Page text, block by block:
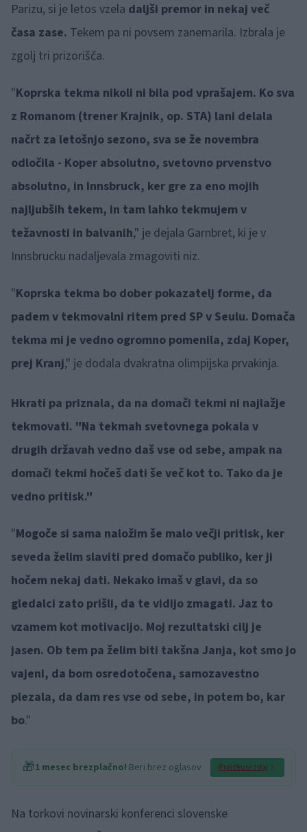
Parizu, si je letos vzela daljši premor in nekaj več
časa zase. Tekem pa ni povsem zanemarila. Izbrala je
zgolj tri prizorišča.
"Koprska tekma nikoli ni bila pod vprašajem. Ko sva
z Romanom (trener Krajnik, op. STA) lani delala
načrt za letošnjo sezono, sva se že novembra
odločila - Koper absolutno, svetovno prvenstvo
absolutno, in Innsbruck, ker gre za eno mojih
najljubših tekem, in tam lahko tekmujem v
težavnosti in balvanih," je dejala Garnbret, ki je v
Innsbrucku nadaljevala zmagoviti niz.
"Koprska tekma bo dober pokazatelj forme, da
padem v tekmovalni ritem pred SP v Seulu. Domača
tekma mi je vedno ogromno pomenila, zdaj Koper,
prej Kranj," je dodala dvakratna olimpijska prvakinja.
Hkrati pa priznala, da na domači tekmi ni najlažje
tekmovati. "Na tekmah svetovnega pokala v
drugih državah vedno daš vse od sebe, ampak na
domači tekmi hočeš dati še več kot to. Tako da je
vedno pritisk."
"Mogoče si sama naložim še malo večji pritisk, ker
seveda želim slaviti pred domačo publiko, ker ji
hočem nekaj dati. Nekako imaš v glavi, da so
gledalci zato prišli, da te vidijo zmagati. Jaz to
vzamem kot motivacijo. Moj rezultatski cilj je
jasen. Ob tem pa želim biti takšna Janja, kot smo jo
vajeni, da bom osredotočena, samozavestno
plezala, da dam res vse od sebe, in potem bo, kar
bo."
🎁1 mesec brezplačno! Beri brez oglasov Preizkusi zdaj
Na torkovi novinarski konferenci slovenske